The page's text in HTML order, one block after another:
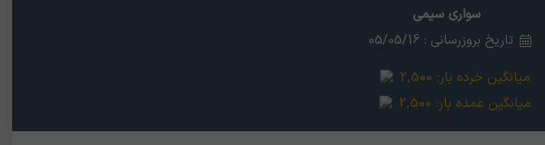
سواری سیمی
تاریخ بروزرسانی : 05/05/16
میانگین خرده بار: 2,500
میانگین عمده بار: 2,500